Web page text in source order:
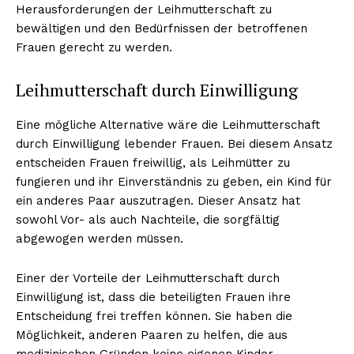
Herausforderungen der Leihmutterschaft zu
bewältigen und den Bedürfnissen der betroffenen
Frauen gerecht zu werden.
Leihmutterschaft durch Einwilligung
Eine mögliche Alternative wäre die Leihmutterschaft
durch Einwilligung lebender Frauen. Bei diesem Ansatz
entscheiden Frauen freiwillig, als Leihmütter zu
fungieren und ihr Einverständnis zu geben, ein Kind für
ein anderes Paar auszutragen. Dieser Ansatz hat
sowohl Vor- als auch Nachteile, die sorgfältig
abgewogen werden müssen.
Einer der Vorteile der Leihmutterschaft durch
Einwilligung ist, dass die beteiligten Frauen ihre
Entscheidung frei treffen können. Sie haben die
Möglichkeit, anderen Paaren zu helfen, die aus